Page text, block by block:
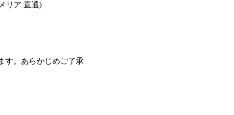
メリア 直通)
す。あらかじめご了承